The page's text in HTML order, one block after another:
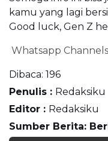
kamu yang lagi
Good luck, Gen Z
Whatsapp Channels
Dibaca: 196
Penulis : Redaksiku
Editor : Redaksiku
Sumber Berita: